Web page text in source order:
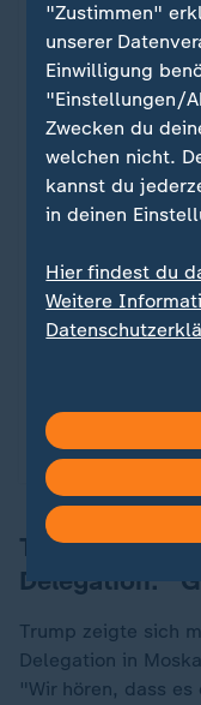
Erst wenn Sie
andere Daten
Adresse wird
übertragen.
Social Media-
der Seite von
Besuche zu
Zustimmung in
Ihre
„Meine News“
Trump nach
Delegation:
Trump zeigte sich
Delegation in
"Wir hören, dass
"Zustimmen"
unserer
Einwilligung
"Einstellungen/
Zwecken du
welchen nicht.
kannst du
in deinen
Hier findest du
Weitere